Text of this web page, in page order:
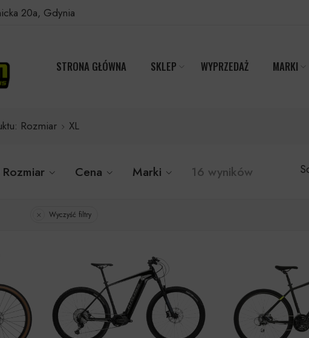
20a, Gdynia
STRONA GŁÓWNA SKLEP WYPRZEDAŻ MARKI
Rozmiar XL
Rozmiar Cena Marki 16 wyników
Wyczyść filtry